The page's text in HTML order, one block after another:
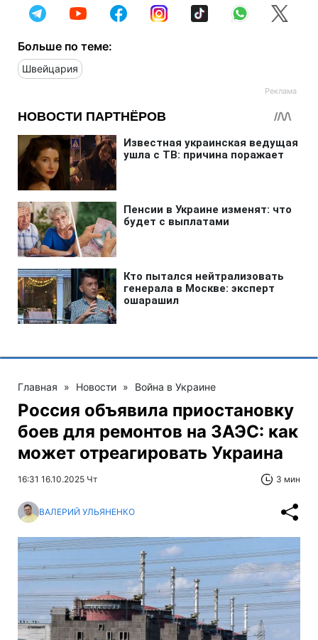
Больше по теме:
Швейцария
Главная » Новости » Война в Украине
Россия объявила приостановку
боев для ремонтов на ЗАЭС: как
может отреагировать Украина
16:31 16.10.2025 Чт 3 мин
ВАЛЕРИЙ УЛЬЯНЕНКО